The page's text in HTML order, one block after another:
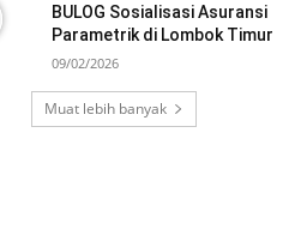
BULOG Sosialisasi Asuransi
Parametrik di Lombok Timur
09/02/2026
Muat lebih banyak